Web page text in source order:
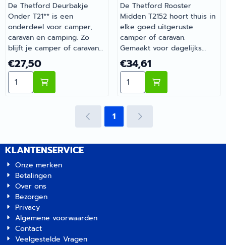
De Thetford Deurbakje
Onder T21** is een
onderdeel voor camper,
caravan en camping. Zo
blijft je camper of caravan
goed onderhouden en
compleet. Bij Barsema
Recreatie, specialist in
camper- en
Prijs: 27,50
€27,50
Aantal kiezen voor Thetford Deurbakje Onder T21**
De Thetford Rooster
Midden T2152 hoort thuis in
elke goed uitgeruste
camper of caravan.
Gemaakt voor dagelijks
gebruik tijdens je vakanties
en weekendtrips. Heb je
vragen over de juiste
keuze? Barsema Recreatie
Prijs: 34,61
€34,61
Aantal kiezen voor
1
KLANTENSERVICE
Onze merken
Betalingen
Over ons
Bezorgen
Privacy
Algemene voorwaarden
Contact
Veelgestelde Vragen